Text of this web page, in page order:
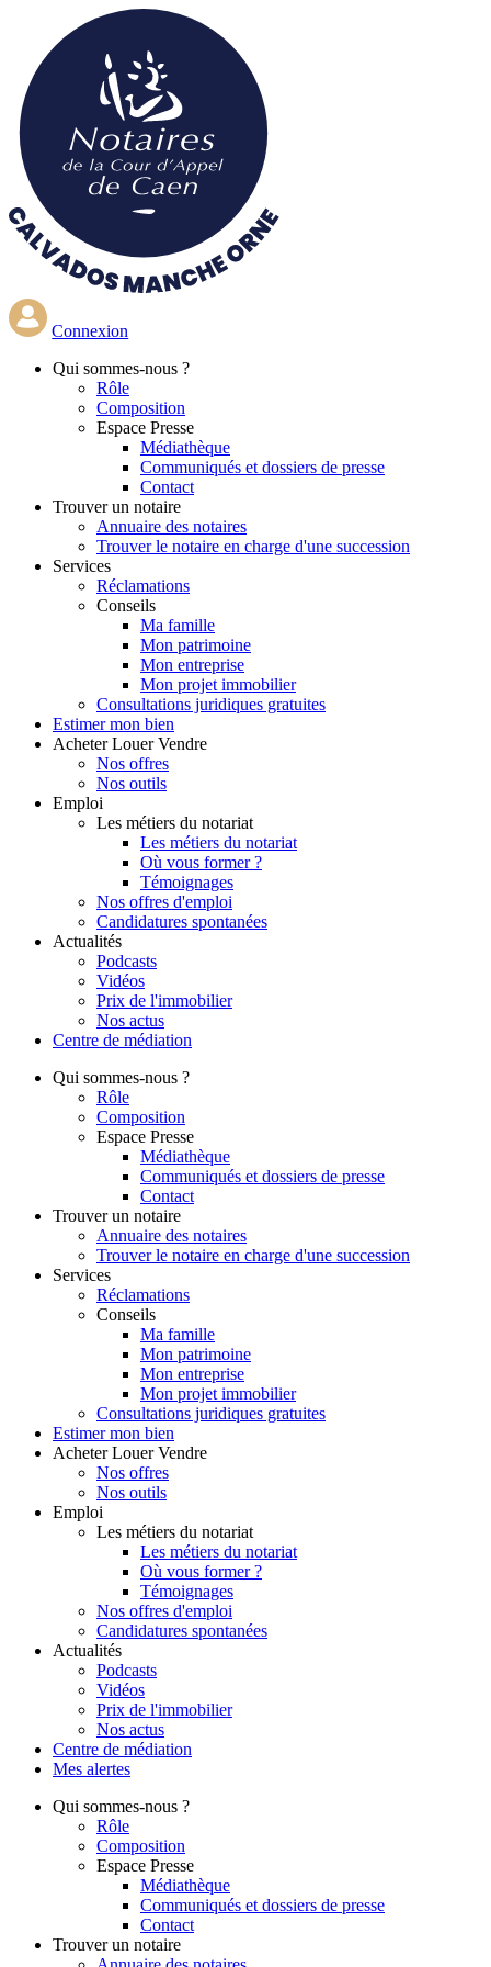
contenu
principal
Connexion
Qui sommes-nous ?
Rôle
Composition
Espace Presse
Médiathèque
Communiqués et dossiers de presse
Contact
Trouver un notaire
Annuaire des notaires
Trouver le notaire en charge d'une succession
Services
Réclamations
Conseils
Ma famille
Mon patrimoine
Mon entreprise
Mon projet immobilier
Consultations juridiques gratuites
Estimer mon bien
Acheter Louer Vendre
Nos offres
Nos outils
Emploi
Les métiers du notariat
Les métiers du notariat
Où vous former ?
Témoignages
Nos offres d'emploi
Candidatures spontanées
Actualités
Podcasts
Vidéos
Prix de l'immobilier
Nos actus
Centre de médiation
Qui sommes-nous ?
Rôle
Composition
Espace Presse
Médiathèque
Communiqués et dossiers de presse
Contact
Trouver un notaire
Annuaire des notaires
Trouver le notaire en charge d'une succession
Services
Réclamations
Conseils
Ma famille
Mon patrimoine
Mon entreprise
Mon projet immobilier
Consultations juridiques gratuites
Estimer mon bien
Acheter Louer Vendre
Nos offres
Nos outils
Emploi
Les métiers du notariat
Les métiers du notariat
Où vous former ?
Témoignages
Nos offres d'emploi
Candidatures spontanées
Actualités
Podcasts
Vidéos
Prix de l'immobilier
Nos actus
Centre de médiation
Mes alertes
Qui sommes-nous ?
Rôle
Composition
Espace Presse
Médiathèque
Communiqués et dossiers de presse
Contact
Trouver un notaire